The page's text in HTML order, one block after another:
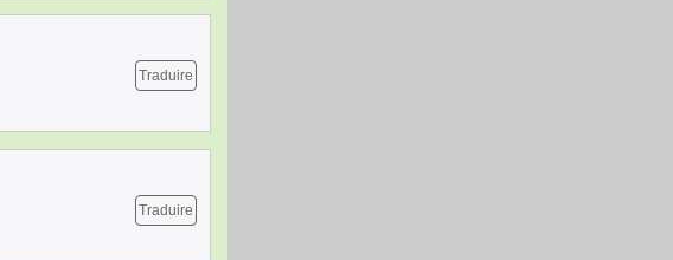
Traduire
Traduire